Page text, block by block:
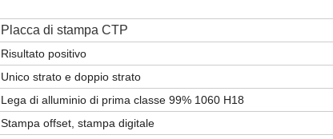
Placca di stampa CTP
Risultato positivo
Unico strato e doppio strato
Lega di alluminio di prima classe 99% 1060 H18
Stampa offset, stampa digitale